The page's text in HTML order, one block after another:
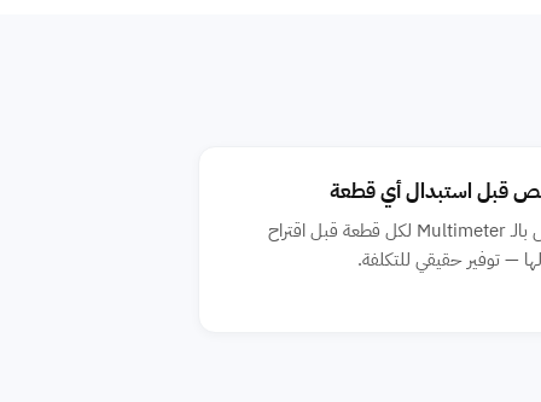
قبل استبدال أي قطعة
الفحص بالـ Multimeter لكل قطعة قبل اقتراح
— توفير حقيقي للتكلفة.